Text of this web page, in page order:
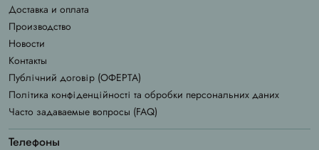
Доставка и оплата
Производство
Новости
Контакты
Публічний договір (ОФЕРТА)
Політика конфіденційності та обробки персональних даних
Часто задаваемые вопросы (FAQ)
Телефоны